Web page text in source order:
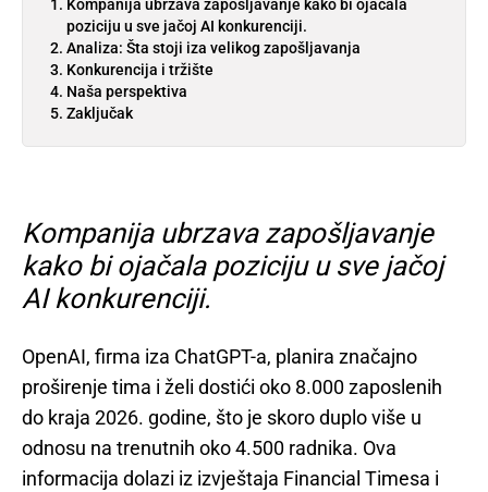
Kompanija ubrzava zapošljavanje kako bi ojačala
poziciju u sve jačoj AI konkurenciji.
Analiza: Šta stoji iza velikog zapošljavanja
Konkurencija i tržište
Naša perspektiva
Zaključak
Kompanija ubrzava zapošljavanje
kako bi ojačala poziciju u sve jačoj
AI konkurenciji.
OpenAI, firma iza ChatGPT-a, planira značajno
proširenje tima i želi dostići oko 8.000 zaposlenih
do kraja 2026. godine, što je skoro duplo više u
odnosu na trenutnih oko 4.500 radnika. Ova
informacija dolazi iz izvještaja Financial Timesa i